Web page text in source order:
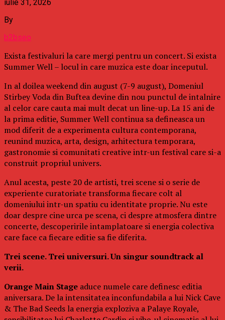
iulie 31, 2026
By
b2bseo
Exista festivaluri la care mergi pentru un concert. Si exista
Summer Well – locul in care muzica este doar inceputul.
In al doilea weekend din august (7-9 august), Domeniul
Stirbey Voda din Buftea devine din nou punctul de intalnire
al celor care cauta mai mult decat un line-up. La 15 ani de
la prima editie, Summer Well continua sa defineasca un
mod diferit de a experimenta cultura contemporana,
reunind muzica, arta, design, arhitectura temporara,
gastronomie si comunitati creative intr-un festival care si-a
construit propriul univers.
Anul acesta, peste 20 de artisti, trei scene si o serie de
experiente curatoriate transforma fiecare colt al
domeniului intr-un spatiu cu identitate proprie. Nu este
doar despre cine urca pe scena, ci despre atmosfera dintre
concerte, descoperirile intamplatoare si energia colectiva
care face ca fiecare editie sa fie diferita.
Trei scene. Trei universuri. Un singur soundtrack al
verii.
Orange Main Stage aduce numele care definesc editia
aniversara. De la intensitatea inconfundabila a lui Nick Cave
& The Bad Seeds la energia exploziva a Palaye Royale,